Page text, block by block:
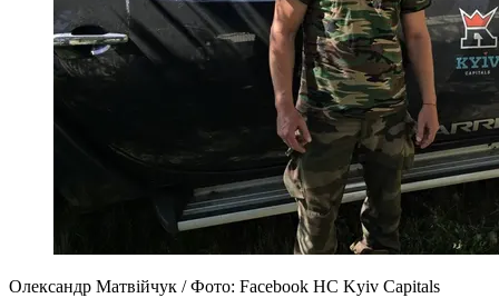
Олександр Матвійчук / Фото: Facebook HC Kyiv Capitals